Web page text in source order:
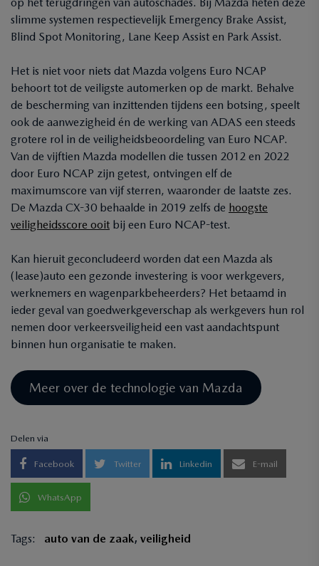
slimme systemen respectievelijk Emergency Brake Assist,
Blind Spot Monitoring, Lane Keep Assist en Park Assist.
Het is niet voor niets dat Mazda volgens Euro NCAP
behoort tot de veiligste automerken op de markt. Behalve
de bescherming van inzittenden tijdens een botsing, speelt
ook de aanwezigheid én de werking van ADAS een steeds
grotere rol in de veiligheidsbeoordeling van Euro NCAP.
Van de vijftien Mazda modellen die tussen 2012 en 2022
door Euro NCAP zijn getest, ontvingen elf de
maximumscore van vijf sterren, waaronder de laatste zes.
De Mazda CX-30 behaalde in 2019 zelfs de hoogste
veiligheidsscore ooit bij een Euro NCAP-test.
Kan hieruit geconcludeerd worden dat een Mazda als
(lease)auto een gezonde investering is voor werkgevers,
werknemers en wagenparkbeheerders? Het betaamd in
ieder geval van goedwerkgeverschap als werkgevers hun rol
nemen door verkeersveiligheid een vast aandachtspunt
binnen hun organisatie te maken.
Meer over de technologie van Mazda
Delen via
Facebook Twitter Linkedin E-mail
WhatsApp
Tags: auto van de zaak, veiligheid